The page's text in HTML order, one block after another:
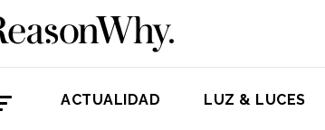
ACTUALIDAD LUZ & LUCES